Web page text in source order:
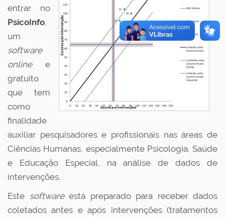
entrar no
PsicoInfo,
um
software
onlinee
gratuito
que tem
como
finalidade
auxiliar pesquisadores e profissionais nas áreas de
Ciências Humanas, especialmente Psicologia, Saúde
e Educação Especial, na análise de dados de
intervenções.
Este software está preparado para receber dados
coletados antes e após intervenções (tratamentos